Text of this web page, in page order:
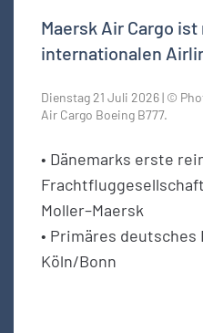
Maersk Air Cargo
internationalen
Dienstag 21 Juli 2026 | ©
Air Cargo Boeing B777.
• Dänemarks erste
Moller–Maersk
• Primäres deutsches
Köln/Bonn